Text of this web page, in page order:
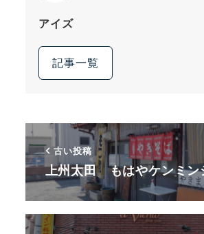
アイズ
記事一覧
古い投稿
上州太田 もはやケンミン